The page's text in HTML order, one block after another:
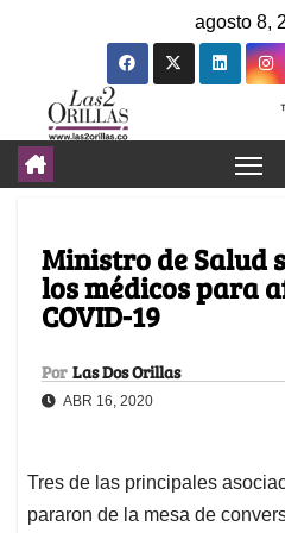
agosto 8,
Ministro de Salud
los médicos para
COVID-19
Por Las Dos Orillas
ABR 16, 2020
Tres de las principales
pararon de la mesa de